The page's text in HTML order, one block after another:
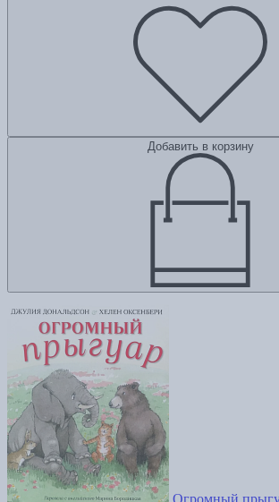
Добавить в корзину
Огромный